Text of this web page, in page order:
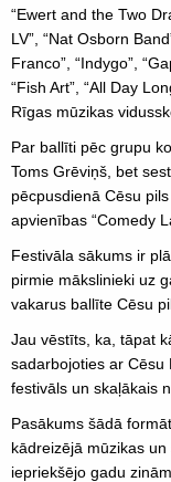
“Ewert and the Two
LV”, “Nat Osborn
Franco”, “Indygo”,
“Fish Art”, “All Day
Rīgas mūzikas
Par ballīti pēc grupu
Toms Grēviņš, bet
pēcpusdienā Cēsu
apvienības “Comedy
Festivāla sākums ir
pirmie mākslinieki uz
vakarus ballīte Cēsu
Jau vēstīts, ka, tāpat
sadarbojoties ar Cēsu
festivāls un skaļākais
Pasākums šādā
kādreizējā mūzikas
iepriekšējo gadu